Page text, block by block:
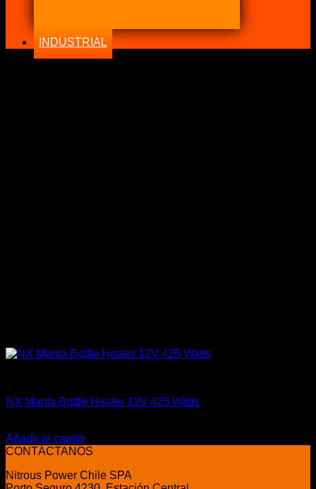
INDUSTRIAL
NX Manta Bottle Heater 12V 425 Watts
precio
original
$259.990.$209.000.
Añadir al carrito
CONTÁCTANOS
Nitrous Power Chile SPA